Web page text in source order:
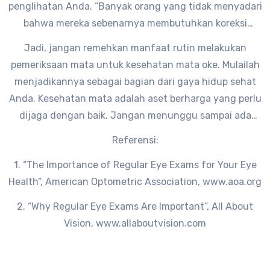
penglihatan Anda. “Banyak orang yang tidak menyadari
bahwa mereka sebenarnya membutuhkan koreksi
secara rutin, kita dapat mengetahui apakah kita
jelas,” kata Dr. Siti.
Jadi, jangan remehkan manfaat rutin melakukan
pemeriksaan mata untuk kesehatan mata oke. Mulailah
menjadikannya sebagai bagian dari gaya hidup sehat
Anda. Kesehatan mata adalah aset berharga yang perlu
dijaga dengan baik. Jangan menunggu sampai ada
memastikan mata Anda tetap sehat dan oke.
Referensi:
1. “The Importance of Regular Eye Exams for Your Eye
Health”, American Optometric Association, www.aoa.org
2. “Why Regular Eye Exams Are Important”, All About
Vision, www.allaboutvision.com